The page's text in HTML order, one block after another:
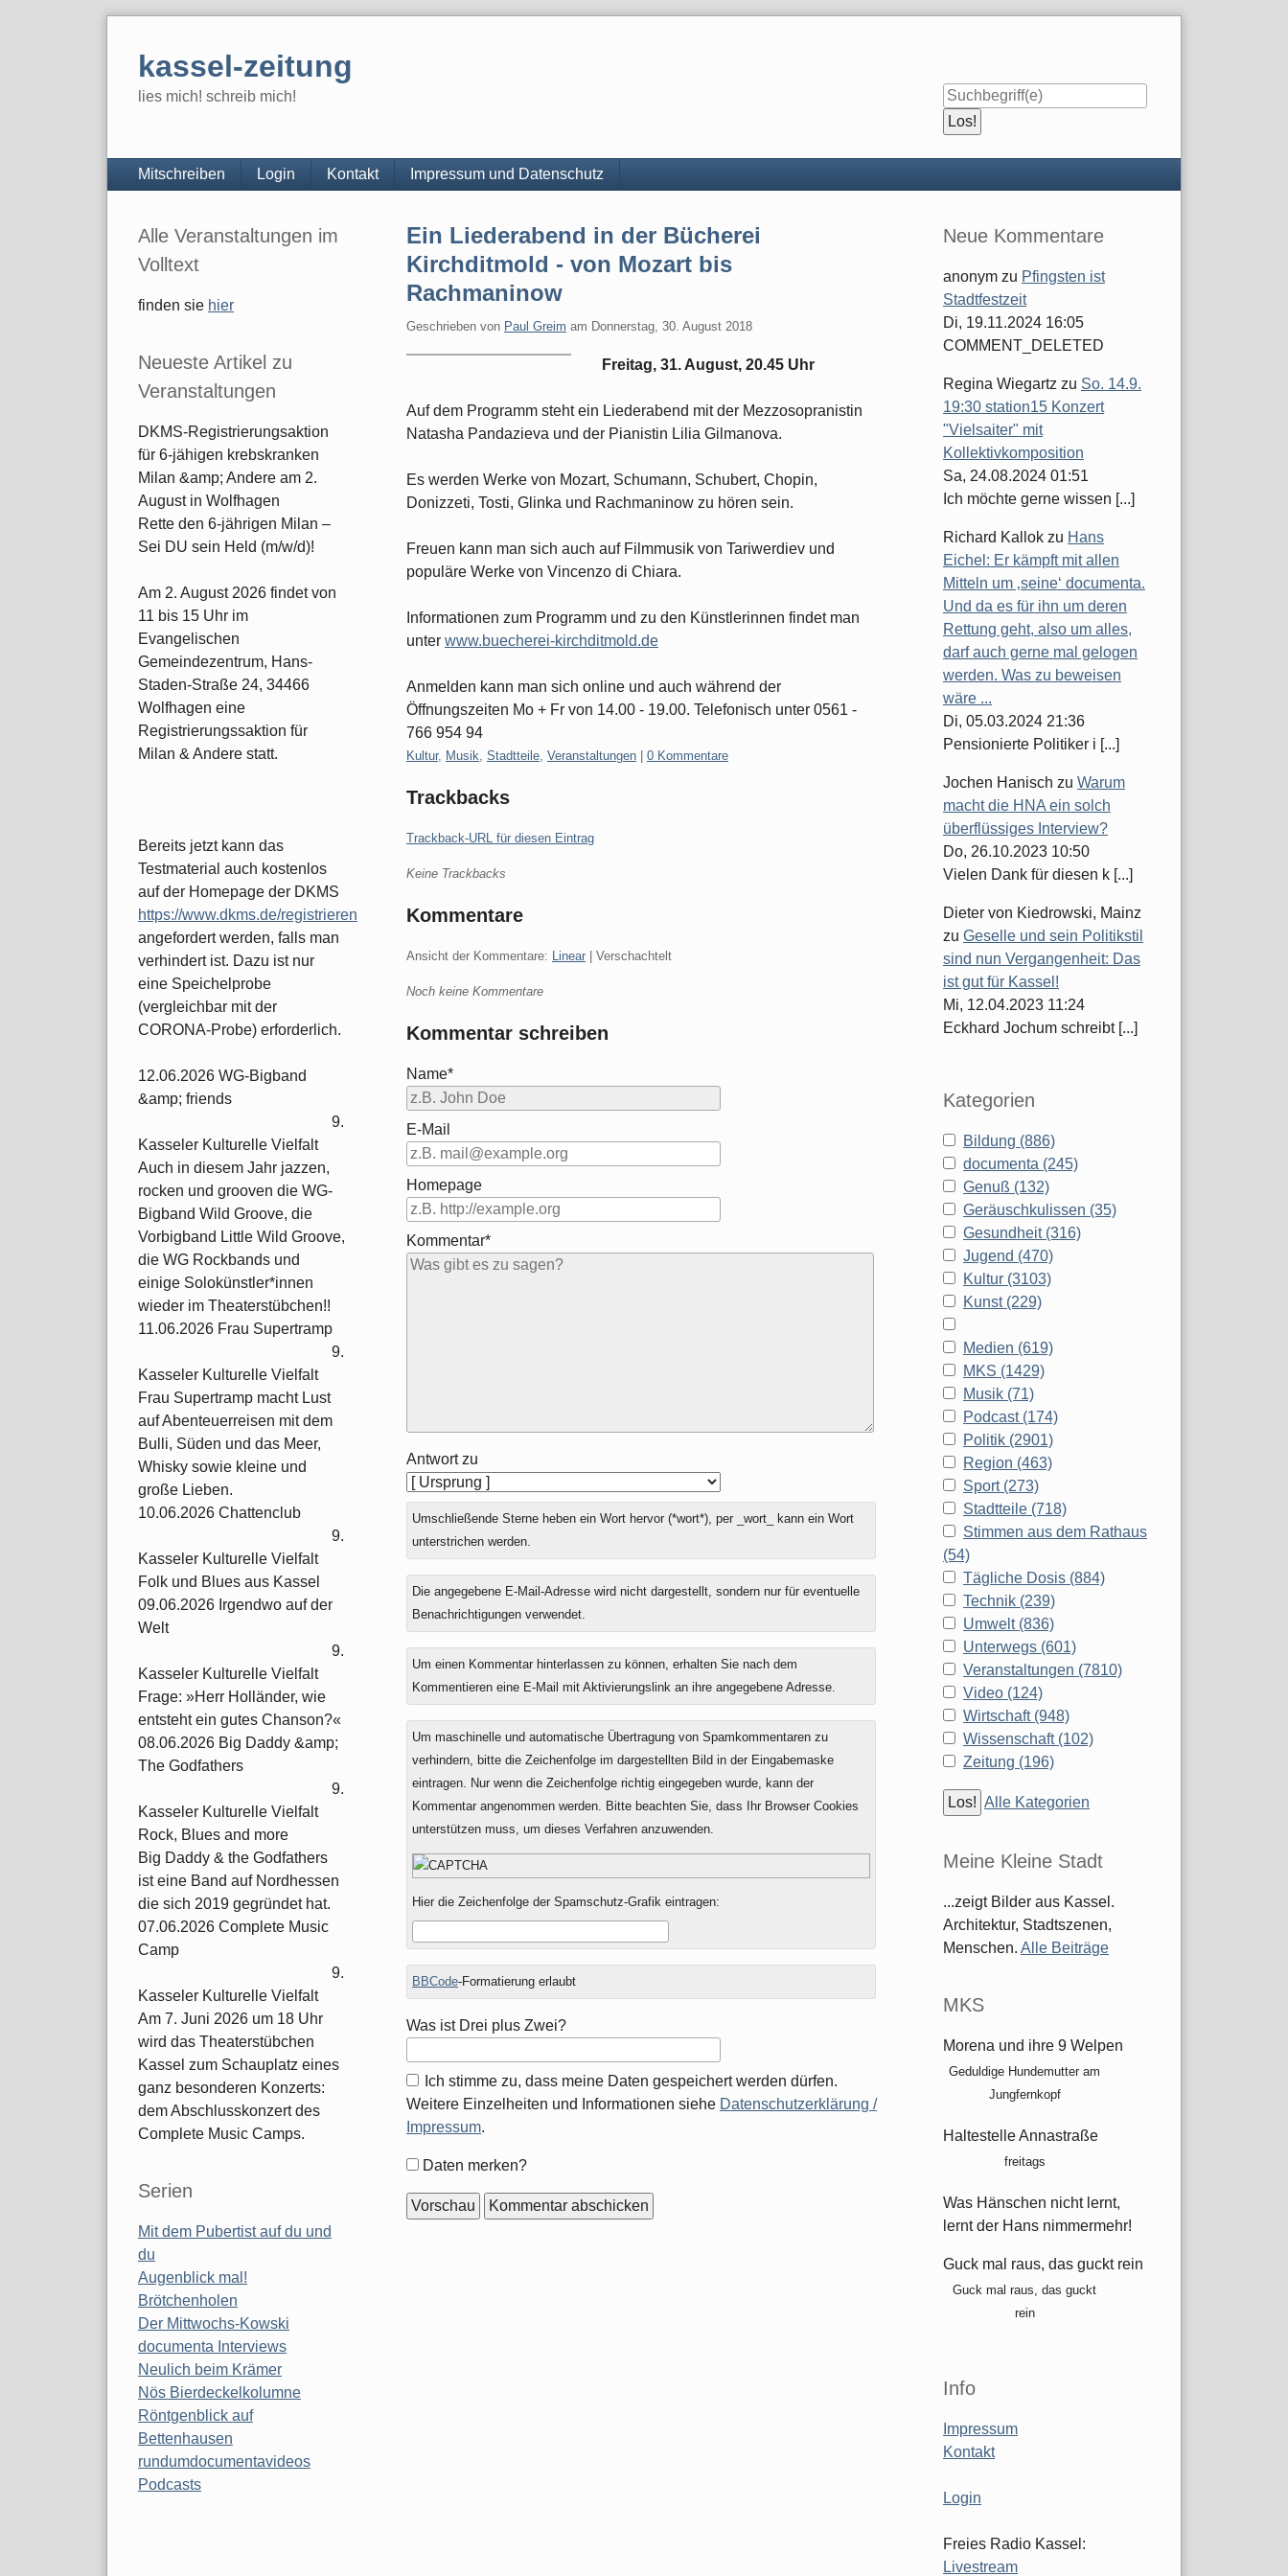
kassel-zeitung
lies mich! schreib mich!
Navigation
Mitschreiben Login Kontakt Impressum und Datenschutz
Ein Liederabend in der Bücherei
Kirchditmold - von Mozart bis
Rachmaninow
Geschrieben von Paul Greim am Donnerstag, 30. August 2018
Freitag, 31. August, 20.45 Uhr
Auf dem Programm steht ein Liederabend mit der Mezzosopranistin
Natasha Pandazieva und der Pianistin Lilia Gilmanova.
Es werden Werke von Mozart, Schumann, Schubert, Chopin,
Donizzeti, Tosti, Glinka und Rachmaninow zu hören sein.
Freuen kann man sich auch auf Filmmusik von Tariwerdiev und
populäre Werke von Vincenzo di Chiara.
Informationen zum Programm und zu den Künstlerinnen findet man
unter www.buecherei-kirchditmold.de
Anmelden kann man sich online und auch während der
Öffnungszeiten Mo + Fr von 14.00 - 19.00. Telefonisch unter 0561 -
766 954 94
Kategorien:
Kultur, Musik, Stadtteile, Veranstaltungen 0 Kommentare
Trackbacks
Trackback-URL für diesen Eintrag
Keine Trackbacks
Kommentare
Ansicht der Kommentare: Linear | Verschachtelt
Noch keine Kommentare
Kommentar schreiben
Name*
E-Mail
Homepage
Kommentar*
Antwort zu
Umschließende Sterne heben ein Wort hervor (*wort*), per _wort_ kann ein Wort
unterstrichen werden.
Die angegebene E-Mail-Adresse wird nicht dargestellt, sondern nur für eventuelle
Benachrichtigungen verwendet.
Um einen Kommentar hinterlassen zu können, erhalten Sie nach dem
Kommentieren eine E-Mail mit Aktivierungslink an ihre angegebene Adresse.
Um maschinelle und automatische Übertragung von Spamkommentaren zu
verhindern, bitte die Zeichenfolge im dargestellten Bild in der Eingabemaske
eintragen. Nur wenn die Zeichenfolge richtig eingegeben wurde, kann der
Kommentar angenommen werden. Bitte beachten Sie, dass Ihr Browser Cookies
unterstützen muss, um dieses Verfahren anzuwenden.
Hier die Zeichenfolge der Spamschutz-Grafik eintragen:
BBCode-Formatierung erlaubt
Was ist Drei plus Zwei?
Ich stimme zu, dass meine Daten gespeichert werden dürfen.
Weitere Einzelheiten und Informationen siehe Datenschutzerklärung /
Impressum.
Formular-
Daten merken?
Seitenleiste
Alle Veranstaltungen im
Volltext
finden sie hier
Neueste Artikel zu
Veranstaltungen
DKMS-Registrierungsaktion
für 6-jähigen krebskranken
Milan &amp; Andere am 2.
August in Wolfhagen
Rette den 6-jährigen Milan –
Sei DU sein Held (m/w/d)!
Am 2. August 2026 findet von
11 bis 15 Uhr im
Evangelischen
Gemeindezentrum, Hans-
Staden-Straße 24, 34466
Wolfhagen eine
Registrierungssaktion für
Milan & Andere statt.
Bereits jetzt kann das
Testmaterial auch kostenlos
auf der Homepage der DKMS
https://www.dkms.de/registrieren
angefordert werden, falls man
verhindert ist. Dazu ist nur
eine Speichelprobe
(vergleichbar mit der
CORONA-Probe) erforderlich.
12.06.2026 WG-Bigband
&amp; friends
9.
Kasseler Kulturelle Vielfalt
Auch in diesem Jahr jazzen,
rocken und grooven die WG-
Bigband Wild Groove, die
Vorbigband Little Wild Groove,
die WG Rockbands und
einige Solokünstler*innen
wieder im Theaterstübchen!!
11.06.2026 Frau Supertramp
9.
Kasseler Kulturelle Vielfalt
Frau Supertramp macht Lust
auf Abenteuerreisen mit dem
Bulli, Süden und das Meer,
Whisky sowie kleine und
große Lieben.
10.06.2026 Chattenclub
9.
Kasseler Kulturelle Vielfalt
Folk und Blues aus Kassel
09.06.2026 Irgendwo auf der
Welt
9.
Kasseler Kulturelle Vielfalt
Frage: »Herr Holländer, wie
entsteht ein gutes Chanson?«
08.06.2026 Big Daddy &amp;
The Godfathers
9.
Kasseler Kulturelle Vielfalt
Rock, Blues and more
Big Daddy & the Godfathers
ist eine Band auf Nordhessen
die sich 2019 gegründet hat.
07.06.2026 Complete Music
Camp
9.
Kasseler Kulturelle Vielfalt
Am 7. Juni 2026 um 18 Uhr
wird das Theaterstübchen
Kassel zum Schauplatz eines
ganz besonderen Konzerts:
dem Abschlusskonzert des
Complete Music Camps.
Serien
Mit dem Pubertist auf du und
du
Augenblick mal!
Brötchenholen
Der Mittwochs-Kowski
documenta Interviews
Neulich beim Krämer
Nös Bierdeckelkolumne
Röntgenblick auf
Bettenhausen
rundumdocumentavideos
Podcasts
Seitenleiste
Neue Kommentare
anonym zu Pfingsten ist
Stadtfestzeit
Di, 19.11.2024 16:05
COMMENT_DELETED
Regina Wiegartz zu So. 14.9.
19:30 station15 Konzert
"Vielsaiter" mit
Kollektivkomposition
Sa, 24.08.2024 01:51
Ich möchte gerne wissen [...]
Richard Kallok zu Hans
Eichel: Er kämpft mit allen
Mitteln um ‚seine‘ documenta.
Und da es für ihn um deren
Rettung geht, also um alles,
darf auch gerne mal gelogen
werden. Was zu beweisen
wäre ...
Di, 05.03.2024 21:36
Pensionierte Politiker i [...]
Jochen Hanisch zu Warum
macht die HNA ein solch
überflüssiges Interview?
Do, 26.10.2023 10:50
Vielen Dank für diesen k [...]
Dieter von Kiedrowski, Mainz
zu Geselle und sein Politikstil
sind nun Vergangenheit: Das
ist gut für Kassel!
Mi, 12.04.2023 11:24
Eckhard Jochum schreibt [...]
Kategorien
Bildung (886)
documenta (245)
Genuß (132)
Geräuschkulissen (35)
Gesundheit (316)
Jugend (470)
Kultur (3103)
Kunst (229)
Medien (619)
MKS (1429)
Musik (71)
Podcast (174)
Politik (2901)
Region (463)
Sport (273)
Stadtteile (718)
Stimmen aus dem Rathaus
(54)
Tägliche Dosis (884)
Technik (239)
Umwelt (836)
Unterwegs (601)
Veranstaltungen (7810)
Video (124)
Wirtschaft (948)
Wissenschaft (102)
Zeitung (196)
Alle Kategorien
Meine Kleine Stadt
...zeigt Bilder aus Kassel.
Architektur, Stadtszenen,
Menschen. Alle Beiträge
MKS
Morena und ihre 9 Welpen
Geduldige Hundemutter am
Jungfernkopf
Haltestelle Annastraße
freitags
Was Hänschen nicht lernt,
lernt der Hans nimmermehr!
Guck mal raus, das guckt rein
Guck mal raus, das guckt
rein
Info
Impressum
Kontakt
Login
Freies Radio Kassel:
Livestream